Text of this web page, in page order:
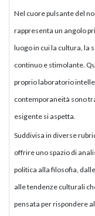
Nel cuore pulsante del
rappresenta un angolo
luogo in cui la cultura, la
continuo e stimolante.
proprio laboratorio
contemporaneità sono
esigente si aspetta.
Suddivisa in diverse
offrire uno spazio di
politica alla filosofia,
alle tendenze culturali
pensata per rispondere